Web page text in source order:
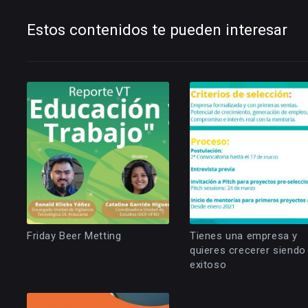
Estos contenidos te pueden interesar
Friday Beer Metting
Tienes una empresa y
quieres crecerer siendo
exitoso